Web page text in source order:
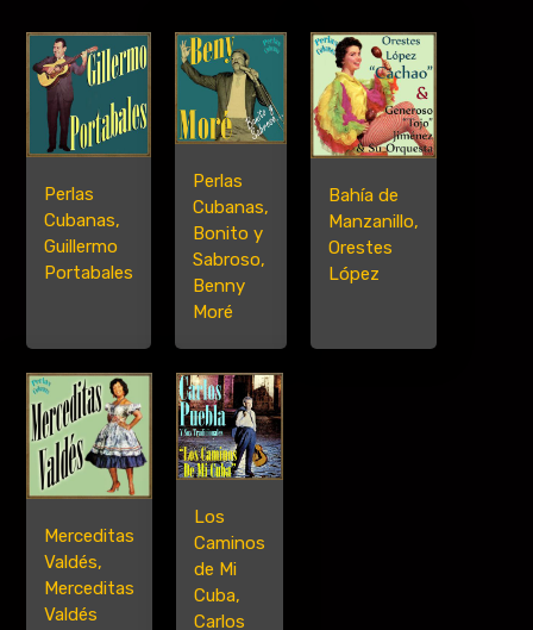
Perlas
Cubanas,
Guillermo
Portabales
Perlas
Cubanas,
Bonito y
Sabroso,
Benny
Moré
Bahía de
Manzanillo,
Orestes
López
Merceditas
Valdés,
Merceditas
Valdés
Los
Caminos
de Mi
Cuba,
Carlos